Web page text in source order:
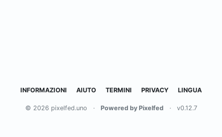
INFORMAZIONI AIUTO TERMINI PRIVACY LINGUA
© 2026 pixelfed.uno · Powered by Pixelfed · v0.12.7